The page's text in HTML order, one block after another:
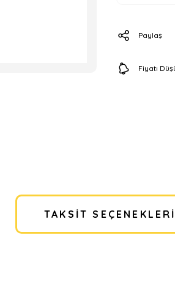
Paylaş
Fiyatı
TAKSIT SEÇENEKLERI